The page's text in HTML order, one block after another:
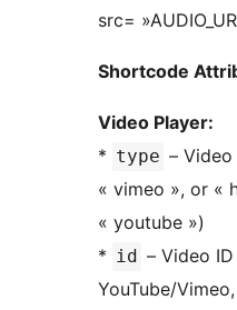
src=
Shortcode
Video Player:
* type –
« vimeo », or «
« youtube »)
* id – Video
YouTube/